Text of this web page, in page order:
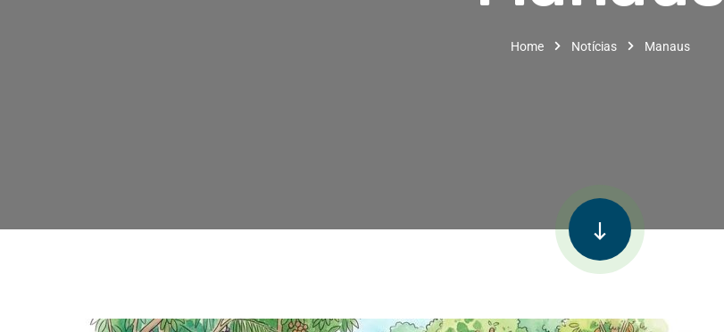
Home Notícias Manaus